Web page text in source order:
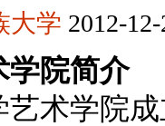
大学 2012-
学院简介
术学院成